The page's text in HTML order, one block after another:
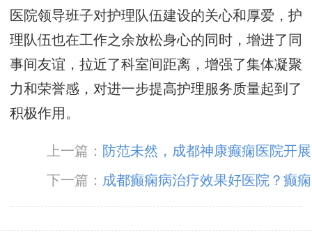
医院领导班子对护理队伍建设的关心和厚爱，护
理队伍也在工作之余放松身心的同时，增进了同
事间友谊，拉近了科室间距离，增强了集体凝聚
力和荣誉感，对进一步提高护理服务质量起到了
积极作用。
上一篇： 防范未然，成都神康癫痫医院开展
2023年“抓消防安全，保高质量发展”消防安全培
训
下一篇： 成都癫痫病治疗效果好医院？癫痫
病人心理情绪不好怎么办?